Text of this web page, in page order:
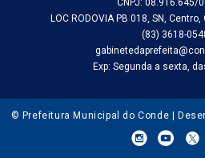
CNPJ: 08.916.645/
LOC RODOVIA PB 018, SN,
(83) 3618-
Exp: Segunda a sexta,
© Prefeitura Municipal do Conde |